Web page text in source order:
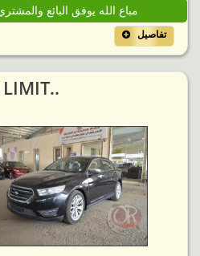
مباع الله يوفق البائع
تفاصيل